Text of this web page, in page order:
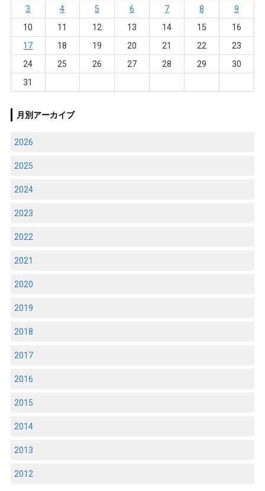
3
4 5 6 7 8
9
10
11 12 13 14 15
16
17
18 19 20 21 22
23
24
25 26 27 28 29
30
31
月別アーカイブ
2026
2025
2024
2023
2022
2021
2020
2019
2018
2017
2016
2015
2014
2013
2012